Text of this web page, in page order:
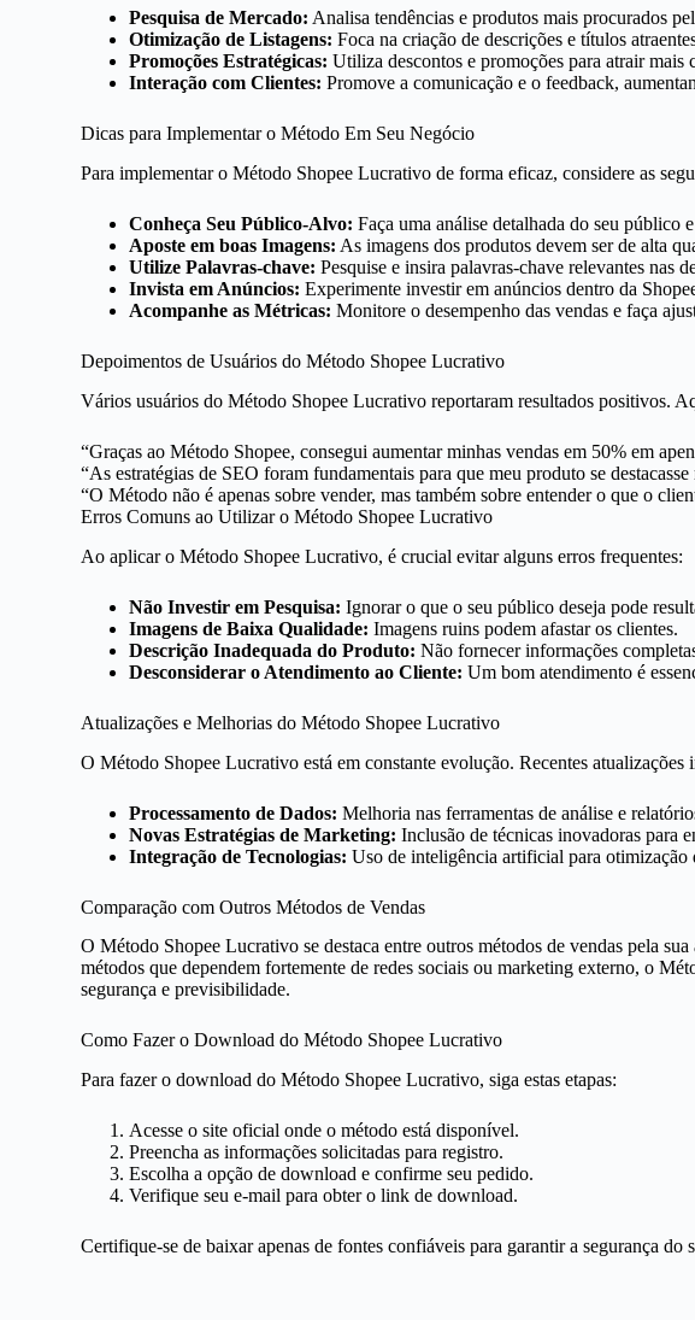
Pesquisa de Mercado: Analisa tendências e produtos mais procurados
Otimização de Listagens: Foca na criação de descrições e títulos
Promoções Estratégicas: Utiliza descontos e promoções para atrair mais
Interação com Clientes: Promove a comunicação e o feedback,
Dicas para Implementar o Método Em Seu Negócio
Para implementar o Método Shopee Lucrativo de forma eficaz, considere as
Conheça Seu Público-Alvo: Faça uma análise detalhada do seu público
Aposte em boas Imagens: As imagens dos produtos devem ser de alta
Utilize Palavras-chave: Pesquise e insira palavras-chave relevantes nas
Invista em Anúncios: Experimente investir em anúncios dentro da
Acompanhe as Métricas: Monitore o desempenho das vendas e faça
Depoimentos de Usuários do Método Shopee Lucrativo
Vários usuários do Método Shopee Lucrativo reportaram resultados positivos.
“Graças ao Método Shopee, consegui aumentar minhas vendas em 50% em
“As estratégias de SEO foram fundamentais para que meu produto se
“O Método não é apenas sobre vender, mas também sobre entender o que o
Erros Comuns ao Utilizar o Método Shopee Lucrativo
Ao aplicar o Método Shopee Lucrativo, é crucial evitar alguns erros frequentes:
Não Investir em Pesquisa: Ignorar o que o seu público deseja pode
Imagens de Baixa Qualidade: Imagens ruins podem afastar os clientes.
Descrição Inadequada do Produto: Não fornecer informações
Desconsiderar o Atendimento ao Cliente: Um bom atendimento é
Atualizações e Melhorias do Método Shopee Lucrativo
O Método Shopee Lucrativo está em constante evolução. Recentes atualizações
Processamento de Dados: Melhoria nas ferramentas de análise e
Novas Estratégias de Marketing: Inclusão de técnicas inovadoras para
Integração de Tecnologias: Uso de inteligência artificial para otimização
Comparação com Outros Métodos de Vendas
O Método Shopee Lucrativo se destaca entre outros métodos de vendas pela
métodos que dependem fortemente de redes sociais ou marketing externo, o
segurança e previsibilidade.
Como Fazer o Download do Método Shopee Lucrativo
Para fazer o download do Método Shopee Lucrativo, siga estas etapas:
Acesse o site oficial onde o método está disponível.
Preencha as informações solicitadas para registro.
Escolha a opção de download e confirme seu pedido.
Verifique seu e-mail para obter o link de download.
Certifique-se de baixar apenas de fontes confiáveis para garantir a segurança do